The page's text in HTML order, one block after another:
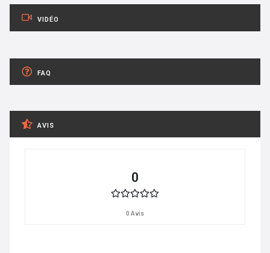
VIDÉO
FAQ
AVIS
0
0 Avis